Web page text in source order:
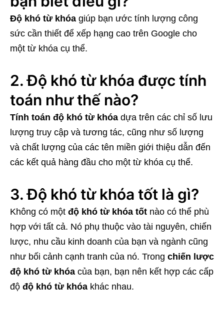
Độ khó từ khóa giúp bạn ước tính lượng công
sức cần thiết để xếp hạng cao trên Google cho
một từ khóa cụ thể.
2. Độ khó từ khóa được tính
toán như thế nào?
Tính toán độ khó từ khóa dựa trên các chỉ số lưu
lượng truy cập và tương tác, cũng như số lượng
và chất lượng của các tên miền giới thiệu dẫn đến
các kết quả hàng đầu cho một từ khóa cụ thể.
3. Độ khó từ khóa tốt là gì?
Không có một độ khó từ khóa tốt nào có thể phù
hợp với tất cả. Nó phụ thuộc vào tài nguyên, chiến
lược, nhu cầu kinh doanh của bạn và ngành cũng
như bối cảnh cạnh tranh của nó. Trong chiến lược
độ khó từ khóa của bạn, bạn nên kết hợp các cấp
độ độ khó từ khóa khác nhau.